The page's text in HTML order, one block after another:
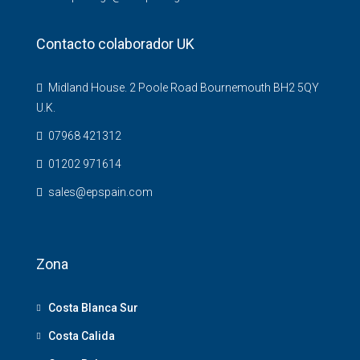
Contacto colaborador UK
Midland House. 2 Poole Road Bournemouth BH2 5QY
U.K.
07968 421312
01202 971614
sales@epspain.com
Zona
Costa Blanca Sur
Costa Calida